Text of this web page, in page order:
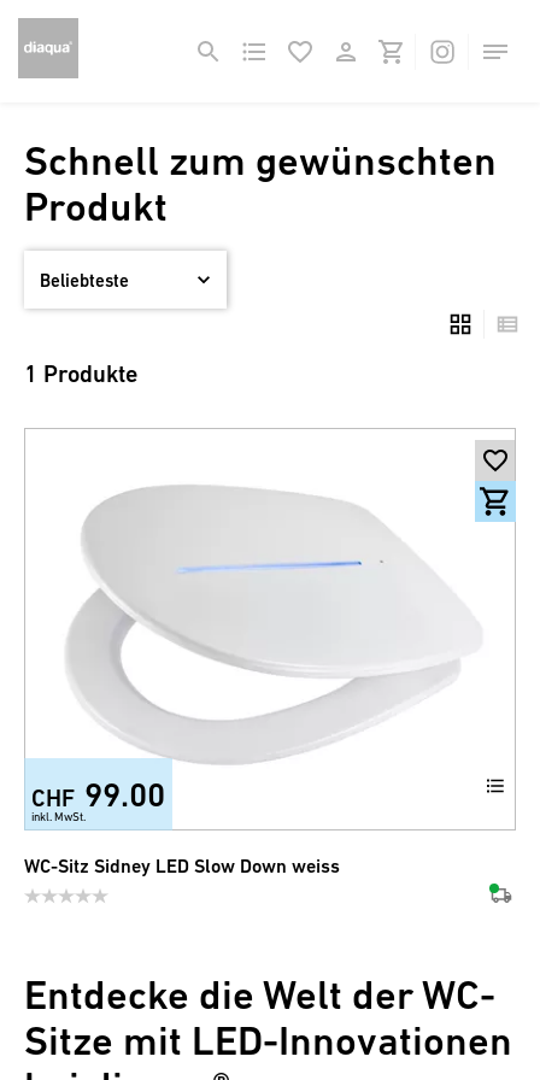
Schnell zum gewünschten
Produkt
1 Produkte
CHF 99.00
inkl. MwSt.
WC-Sitz Sidney LED Slow Down weiss
Entdecke die Welt der WC-
Sitze mit LED-Innovationen